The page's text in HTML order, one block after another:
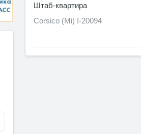
Штаб-квартира
Corsico (Mi) I-20094